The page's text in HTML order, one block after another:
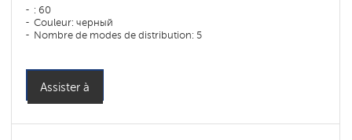
: 60
Couleur: черный
Nombre de modes de distribution: 5
Assister à